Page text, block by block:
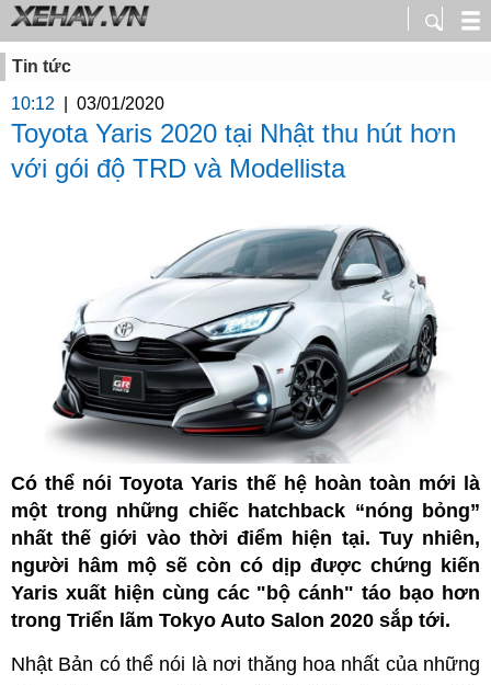
Tin tức
10:12
03/01/2020
Toyota Yaris 2020 tại Nhật thu hút hơn
với gói độ TRD và Modellista
Có thể nói Toyota Yaris thế hệ hoàn toàn mới là
một trong những chiếc hatchback “nóng bỏng”
nhất thế giới vào thời điểm hiện tại. Tuy nhiên,
người hâm mộ sẽ còn có dịp được chứng kiến
Yaris xuất hiện cùng các "bộ cánh" táo bạo hơn
trong Triển lãm Tokyo Auto Salon 2020 sắp tới.
Nhật Bản có thể nói là nơi thăng hoa nhất của những